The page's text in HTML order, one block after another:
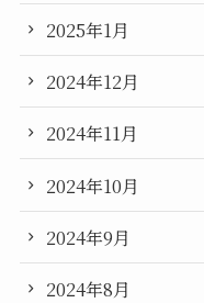
2025年1月
2024年12月
2024年11月
2024年10月
2024年9月
2024年8月